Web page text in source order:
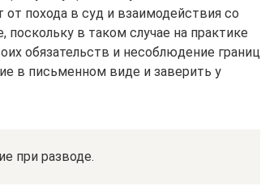
от похода в суд и взаимодействия со
в таком случае на практике
обязательств и несоблюдение границ
в письменном виде и заверить у
при разводе.